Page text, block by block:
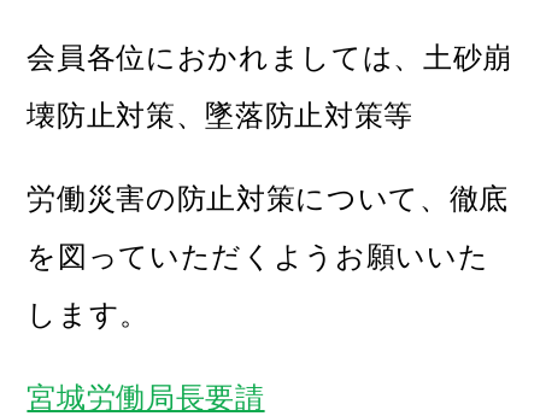
会員各位におかれましては、土砂崩
壊防止対策、墜落防止対策等
労働災害の防止対策について、徹底
を 図っていただくようお願いいた
します。
宮城労働局長要請